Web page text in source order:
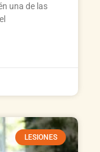
una de las
LESIONES